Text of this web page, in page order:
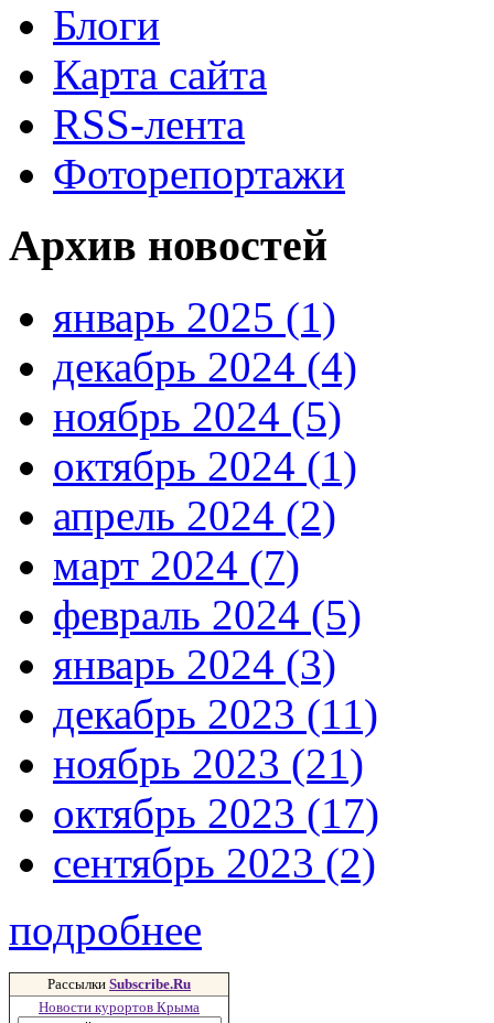
Блоги
Карта сайта
RSS-лента
Фоторепортажи
Архив новостей
январь 2025 (1)
декабрь 2024 (4)
ноябрь 2024 (5)
октябрь 2024 (1)
апрель 2024 (2)
март 2024 (7)
февраль 2024 (5)
январь 2024 (3)
декабрь 2023 (11)
ноябрь 2023 (21)
октябрь 2023 (17)
сентябрь 2023 (2)
подробнее
Рассылки Subscribe.Ru
Новости курортов Крыма